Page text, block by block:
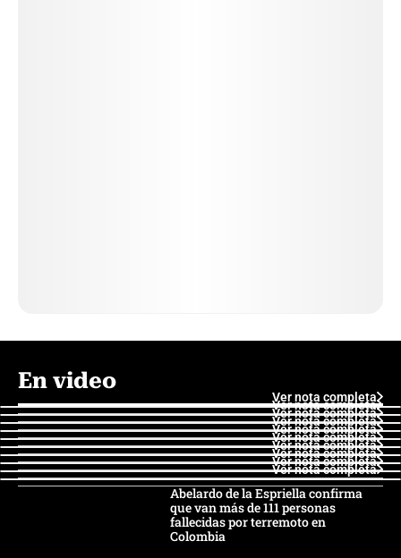
En video
Ver nota completa
Ver nota completa
Ver nota completa
Ver nota completa
Ver nota completa
Ver nota completa
Ver nota completa
Ver nota completa
Ver nota completa
Ver nota completa
Abelardo de la Espriella confirma
que van más de 111 personas
fallecidas por terremoto en
Colombia